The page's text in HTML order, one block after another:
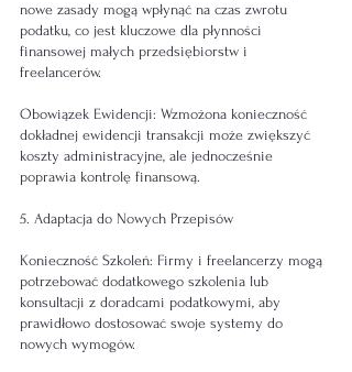
nowe zasady mogą wpłynąć na czas zwrotu
podatku, co jest kluczowe dla płynności
finansowej małych przedsiębiorstw i
freelancerów.
Obowiązek Ewidencji: Wzmożona konieczność
dokładnej ewidencji transakcji może zwiększyć
koszty administracyjne, ale jednocześnie
poprawia kontrolę finansową.
5. Adaptacja do Nowych Przepisów
Konieczność Szkoleń: Firmy i freelancerzy mogą
potrzebować dodatkowego szkolenia lub
konsultacji z doradcami podatkowymi, aby
prawidłowo dostosować swoje systemy do
nowych wymogów.